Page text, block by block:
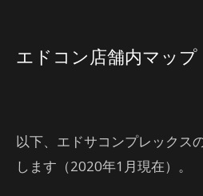
エドコン店舗内マップ
以下、エドサコンプレックス
します（2020年1月現在）。